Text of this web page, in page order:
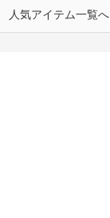
人気アイテム一覧へ